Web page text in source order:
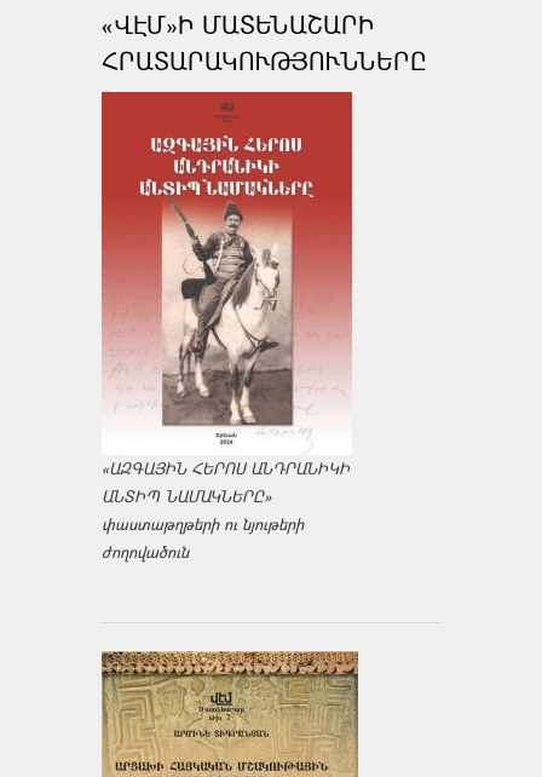
«ՎԷՄ»Ի ՄԱՏԵՆԱՇԱՐԻ
ՀՐԱՏԱՐԱԿՈՒԹՅՈՒՆՆԵՐԸ
«ԱԶԳԱՅԻՆ ՀԵՐՈՍ ԱՆԴՐԱՆԻԿԻ
ԱՆՏԻՊ ՆԱՄԱԿՆԵՐԸ»
փաստաթղթերի ու նյութերի
ժողովածուն